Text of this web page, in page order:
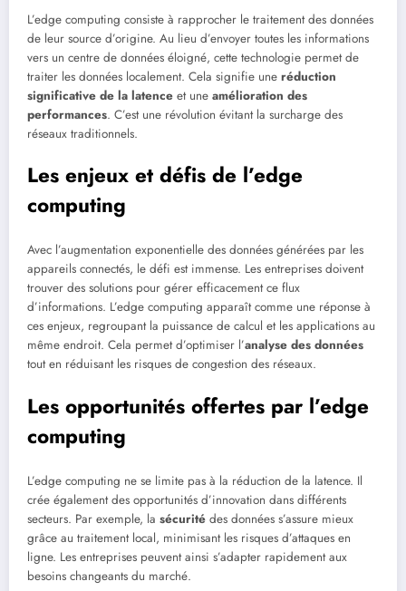
L’edge computing consiste à rapprocher le traitement des données
de leur source d’origine. Au lieu d’envoyer toutes les informations
vers un centre de données éloigné, cette technologie permet de
traiter les données localement. Cela signifie une réduction
significative de la latence et une amélioration des
performances. C’est une révolution évitant la surcharge des
réseaux traditionnels.
Les enjeux et défis de l’edge
computing
Avec l’augmentation exponentielle des données générées par les
appareils connectés, le défi est immense. Les entreprises doivent
trouver des solutions pour gérer efficacement ce flux
d’informations. L’edge computing apparaît comme une réponse à
ces enjeux, regroupant la puissance de calcul et les applications au
même endroit. Cela permet d’optimiser l’analyse des données
tout en réduisant les risques de congestion des réseaux.
Les opportunités offertes par l’edge
computing
L’edge computing ne se limite pas à la réduction de la latence. Il
crée également des opportunités d’innovation dans différents
secteurs. Par exemple, la sécurité des données s’assure mieux
grâce au traitement local, minimisant les risques d’attaques en
ligne. Les entreprises peuvent ainsi s’adapter rapidement aux
besoins changeants du marché.